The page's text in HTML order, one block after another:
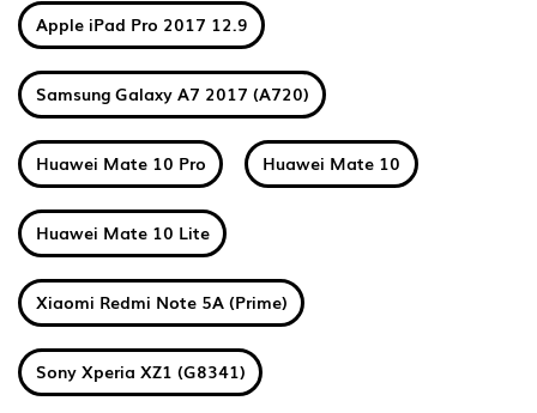
Apple iPad Pro 2017 12.9
Samsung Galaxy A7 2017 (A720)
Huawei Mate 10 Pro Huawei Mate 10
Huawei Mate 10 Lite
Xiaomi Redmi Note 5A (Prime)
Sony Xperia XZ1 (G8341)